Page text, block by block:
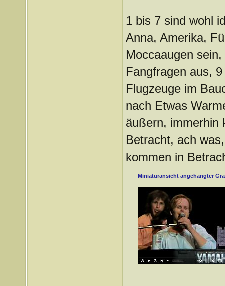
1 bis 7 sind wohl
Anna, Amerika,
Moccaaugen
Fangfragen aus,
Flugzeuge im
nach Etwas
äußern, immerhin
Betracht, ach
kommen in
Miniaturansicht angehängter